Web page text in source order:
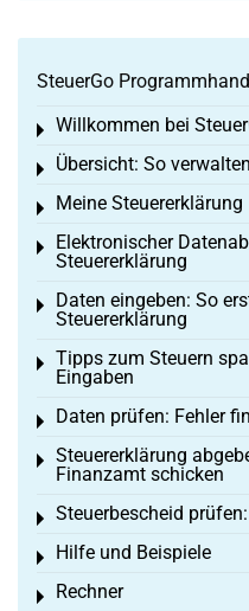
SteuerGo
Willkommen bei
Toggle menu
Übersicht: So
Toggle menu
Meine Steuererklärung
Toggle menu
Elektronischer
Steuererklärung
Toggle menu
Daten eingeben: So
Steuererklärung
Toggle menu
Tipps zum Steuern
Eingaben
Toggle menu
Daten prüfen: Fehler
Toggle menu
Steuererklärung
Finanzamt schicken
Toggle menu
Steuerbescheid
Toggle menu
Hilfe und Beispiele
Toggle menu
Rechner
Toggle menu